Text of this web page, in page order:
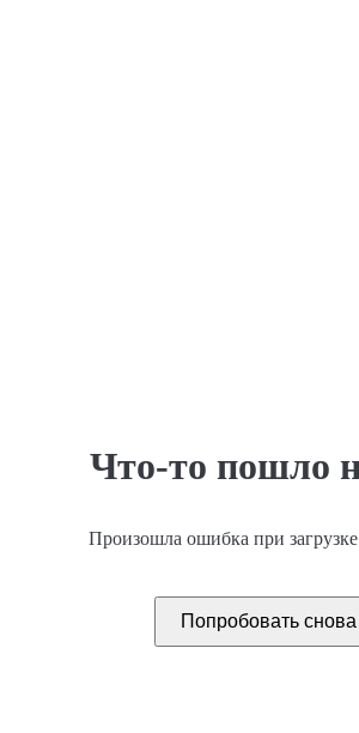
Что-то пошло
Произошла ошибка при
Попробовать снова